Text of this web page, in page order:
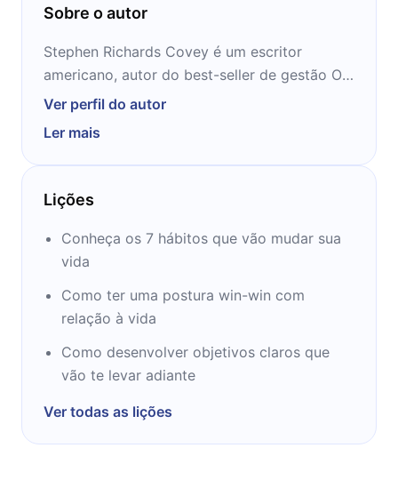
Sobre o autor
Stephen Richards Covey é um escritor
americano, autor do best-seller de gestão Os
Sete Hábitos das Pessoas Altamente
1989. Ele também é fundador da Covey
Leadership Center em Salt Lake City e da
Franklin Covey Corporation, uma consultoria
que ajuda empresas a planejar melhor.
Covey é mestre em Administração pela
Young.Ele tinha 9 filhos e 52 netos. Ficou
mundialmente conhecido com o livro Os Sete
Hábitos das Pessoas Altamente Eficazes,
lançado em 1989. Covey instruiu as pessoas
especialmente no contexto profissional e da
administração. Porém, seus livros também
Ver perfil do autor
Ler mais
Lições
Conheça os 7 hábitos que vão mudar sua
vida
Como ter uma postura win-win com
relação à vida
Como desenvolver objetivos claros que
vão te levar adiante
Ver todas as lições